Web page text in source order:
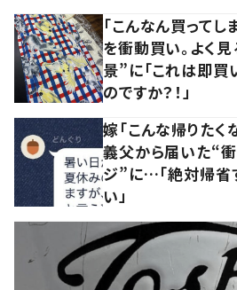
「こんなん買って
を衝動買い。よく
景”に「これは即買
のですか？！」
嫁「こんな帰りたく
義父から届いた“
ジ”に…「絶対帰省
い」